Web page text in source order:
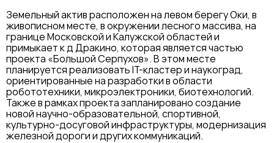
Земельный актив расположен на левом берегу Оки, в
живописном месте, в окружении лесного массива, на
границе Московской и Калужской областей и
примыкает к д Дракино, которая является частью
проекта «Большой Серпухов». В этом месте
планируется реализовать IT-кластер и наукоград,
ориентированные на разработки в области
робототехники, микроэлектроники, биотехнологий.
Также в рамках проекта запланировано создание
новой научно-образовательной, спортивной,
культурно-досуговой инфраструктуры, модернизация
железной дороги и других коммуникаций.